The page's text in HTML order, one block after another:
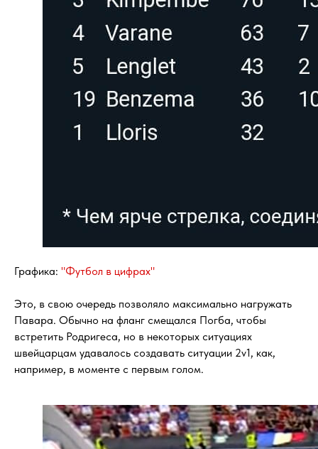
Графика: "Футбол в цифрах"
Это, в свою очередь позволяло максимально нагружать
Павара. Обычно на фланг смещался Погба, чтобы
встретить Родригеса, но в некоторых ситуациях
швейцарцам удавалось создавать ситуации 2v1, как,
например, в моменте с первым голом.